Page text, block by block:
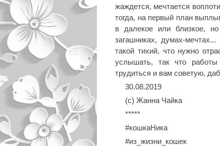
жаждется, мечтается
тогда, на первый план
в далекое или близкое,
загашниках, думах-
такой тихий, что нужно
услышать, так что
трудиться и вам советую,
30.08.2019
(с) Жанна Чайка
*****
#кошкаНика
#из_жизни_кошек